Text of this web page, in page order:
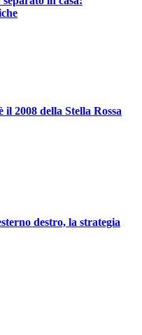
2008 della Stella Rossa
destro, la strategia